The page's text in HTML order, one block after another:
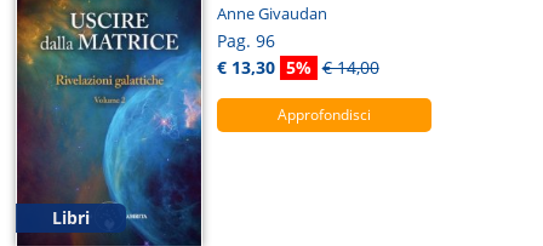
Libri
Anne Givaudan
Pag. 96
€ 13,30 5% € 14,00
Approfondisci